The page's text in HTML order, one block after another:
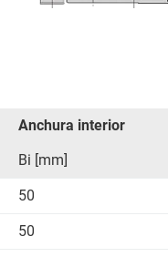
Anchura interior
Bi [mm]
50
50